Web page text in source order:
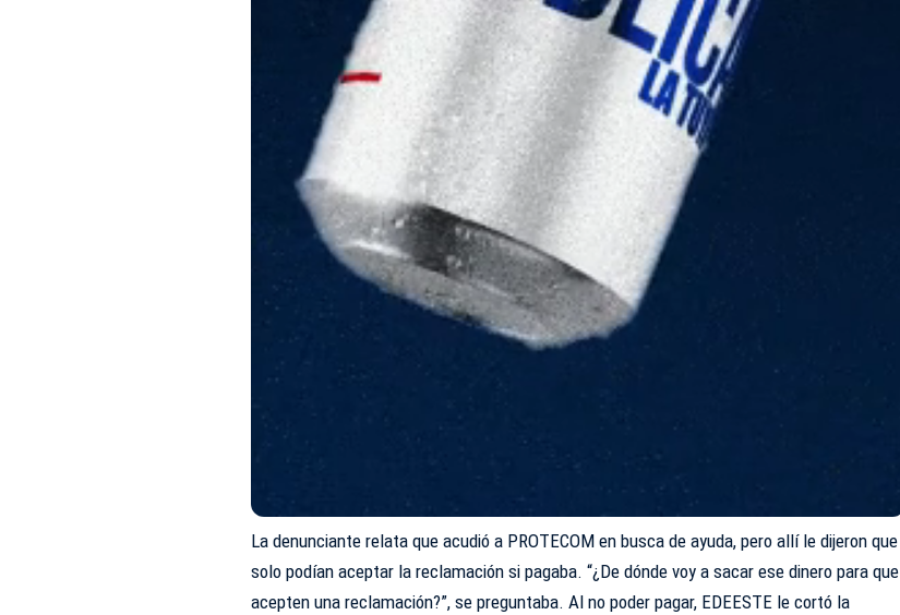
La denunciante relata que acudió a PROTECOM en busca de ayuda, pero allí le dijeron que
solo podían aceptar la reclamación si pagaba. “¿De dónde voy a sacar ese dinero para que
acepten una reclamación?”, se preguntaba. Al no poder pagar, EDEESTE le cortó la